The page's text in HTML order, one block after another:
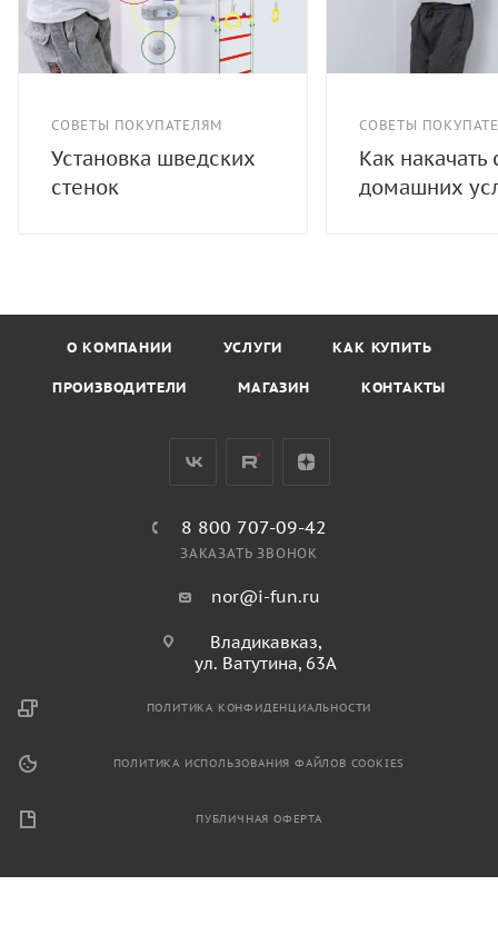
СОВЕТЫ ПОКУПАТЕЛЯМ
Установка шведских
стенок
СОВЕТЫ
Как накачать
домашних
О КОМПАНИИ УСЛУГИ КАК КУПИТЬ
ПРОИЗВОДИТЕЛИ МАГАЗИН КОНТАКТЫ
8 800 707-09-42
ЗАКАЗАТЬ ЗВОНОК
nor@i-fun.ru
Владикавказ,
ул. Ватутина, 63А
ПОЛИТИКА КОНФИДЕНЦИАЛЬНОСТИ
ПОЛИТИКА ИСПОЛЬЗОВАНИЯ ФАЙЛОВ COOKIES
ПУБЛИЧНАЯ ОФЕРТА